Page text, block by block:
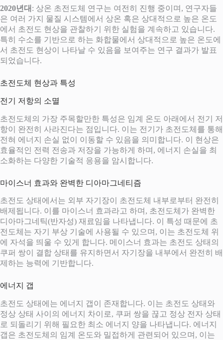
2020년대 : 상온 초전도체 연구는 여전히 진행 중이며, 연구자들
은 여러 가지 물질 시스템에서 상온 혹은 상대적으로 높은 온도
에서 초전도 현상을 관찰하기 위한 실험을 계속하고 있습니다.
특히 수소를 기반으로 하는 화합물에서 상대적으로 높은 온도에
서 초전도 현상이 나타날 수 있음을 보여주는 연구 결과가 발표
되었습니다.
초전도체 현상과 특성
전기 저항의 소멸
초전도체의 가장 주목할만한 특성은 임계 온도 아래에서 전기 저
항이 완전히 사라진다는 점입니다. 이는 전기가 초전도체를 통해
전혀 에너지 손실 없이 이동할 수 있음을 의미합니다. 이 현상은
효율적인 전력 전송과 저장을 가능하게 하며, 에너지 손실을 최
소화하는 다양한 기술적 응용을 암시합니다.
마이스너 효과와 완벽한 디아마그네티즘
초전도 상태에서는 외부 자기장이 초전도체 내부로부터 완전히
배제됩니다. 이를 마이스너 효과라고 하며, 초전도체가 완벽한
디아마그네틱(반자성) 재료임을 나타냅니다. 이 특성 때문에 초
전도체는 자기 부상 기술에 사용될 수 있으며, 이는 초전도체 위
에 자석을 띄울 수 있게 합니다. 메이스너 효과는 초전도 상태의
쿠퍼 쌍이 결합 상태를 유지하면서 자기장을 내부에서 완전히 배
제하는 능력에 기반합니다.
에너지 갭
초전도 상태에는 에너지 갭이 존재합니다. 이는 초전도 상태와
정상 상태 사이의 에너지 차이로, 쿠퍼 쌍을 끊고 정상 전자 상태
로 되돌리기 위해 필요한 최소 에너지 양을 나타냅니다. 에너지
갭은 초전도체의 임계 온도와 밀접하게 관련되어 있으며, 이는